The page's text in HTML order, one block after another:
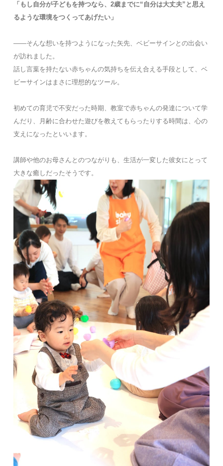
「もし自分が子どもを持つなら、2歳までに“自分は大丈夫”と思え
るような環境をつくってあげたい」
――そんな想いを持つようになった矢先、ベビーサインとの出会い
が訪れました。
話し言葉を持たない赤ちゃんの気持ちを伝え合える手段として、ベ
ビーサインはまさに理想的なツール。
初めての育児で不安だった時期、教室で赤ちゃんの発達について学
んだり、月齢に合わせた遊びを教えてもらったりする時間は、心の
支えになったといいます。
講師や他のお母さんとのつながりも、生活が一変した彼女にとって
大きな癒しだったそうです。